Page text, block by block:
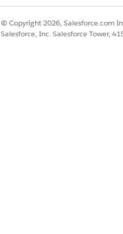
© Copyright 2026, Salesforce.com
Salesforce, Inc. Salesforce Tower,